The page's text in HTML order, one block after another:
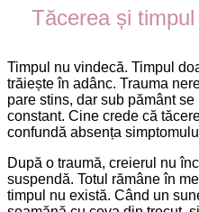
Tăcerea și
Timpul nu vindecă. Timpul
trăiește în adânc. Trauma
pare stins, dar sub pământ
constant. Cine crede că
confundă absența
După o traumă, creierul nu
suspendă. Totul rămâne în
timpul nu există. Când un